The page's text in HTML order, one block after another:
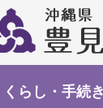
くらし・手続き